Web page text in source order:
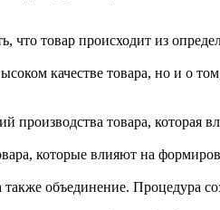
что товар происходит из
качестве товара, но и о
производства товара, которая
которые влияют на
объединение. Процедура